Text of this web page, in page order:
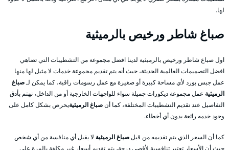
لها.
صباغ شاطر ورخيص بالرميثية
اول صباغ شاطر ورخيص بالرميثية لدينا افضل مجموعة من التشطيبات التي تضاهي
افضل التصميمات العالمية الحديثة، حيث أنه يتم تقديم مجموعة خدمات لا مثيل لها منها
عمل جبس بورد لأي مساحة كبيرة أو صغيرة مع عمل رسومات راقية، كما يمكن لـصباغ
الرميثية عمل مجموعة ديكورات جميلة سواء للواجهات الخارجية أو من الداخل، نهتم بأدق
التفاصيل عند تقديم التشطيبات المختلفة، كما أنصباغ الرميثيةيحرص بشكل كامل على
وجود خدمه رائعة بدون أي أخطاء.
كما أن السعر الذي يتم تقديمه من قبلصباغ الرميثية لا يقبل أي منافسة من أي شخص
حيث أن الأسعار تعتبر تنافسية لأقصى درجة، يتم تقديم أسعار غير مكلفة بالمرة على